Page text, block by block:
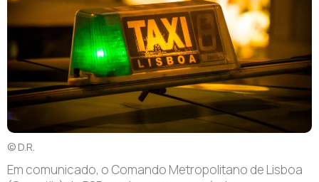
© D.R.
Em comunicado, o Comando Metropolitano de Lisboa